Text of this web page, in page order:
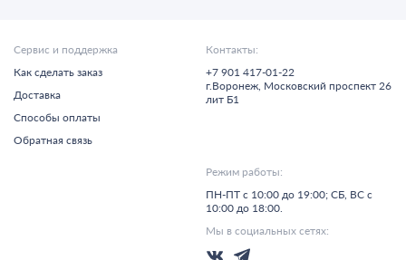
Сервис и поддержка
Как сделать заказ
Доставка
Способы оплаты
Обратная связь
Контакты:
+7 901 417-01-22
г.Воронеж, Московский проспект 26
лит Б1
Режим работы:
ПН-ПТ с 10:00 до 19:00; СБ, ВС с
10:00 до 18:00.
Мы в социальных сетях: